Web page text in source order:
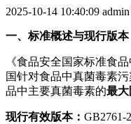
2025-10-14 10:40:09 admin
一、标准概述与现行版本
《食品安全国家标准食
国针对食品中真菌毒素
品中主要真菌毒素的最
现行有效版本： GB2761-